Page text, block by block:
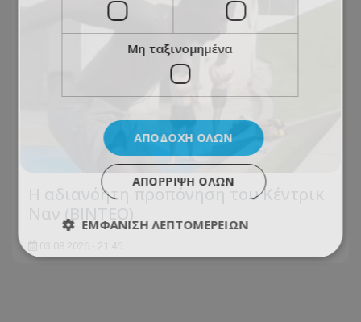
Η αδιανόητη προπόνηση του Κέντρικ
Ναν (BINTEO)
Μη ταξινομημένα
ΑΠΟΔΟΧΉ ΌΛΩΝ
ΑΠΌΡΡΙΨΗ ΌΛΩΝ
ΕΜΦΆΝΙΣΗ ΛΕΠΤΟΜΕΡΕΙΏΝ